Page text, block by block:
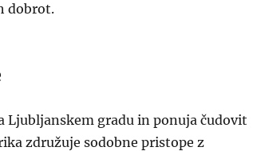
dobrot.
Ljubljanskem gradu in ponuja čudovit
združuje sodobne pristope z